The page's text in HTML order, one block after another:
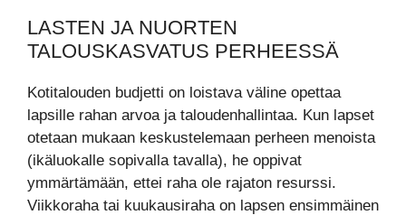
LASTEN JA NUORTEN
TALOUSKASVATUS PERHEESSÄ
Kotitalouden budjetti on loistava väline opettaa
lapsille rahan arvoa ja taloudenhallintaa. Kun lapset
otetaan mukaan keskustelemaan perheen menoista
(ikäluokalle sopivalla tavalla), he oppivat
ymmärtämään, ettei raha ole rajaton resurssi.
Viikkoraha tai kuukausiraha on lapsen ensimmäinen